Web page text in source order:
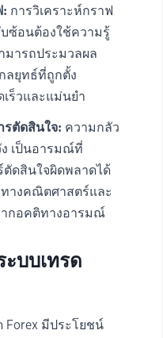
: การวิเคราะห์กราฟ
ซ้อนต้องใช้ความรู้
มารถประมวลผล
ลยุทธ์ที่ถูกตั้ง
เร็วและแม่นยำ
รตัดสินใจ: ความกลัว
เป็นอารมณ์ที่
ตัดสินใจผิดพลาดได้
างคณิตศาสตร์และ
ากอคติทางอารมณ์
บบเทรด
Forex มีประโยชน์